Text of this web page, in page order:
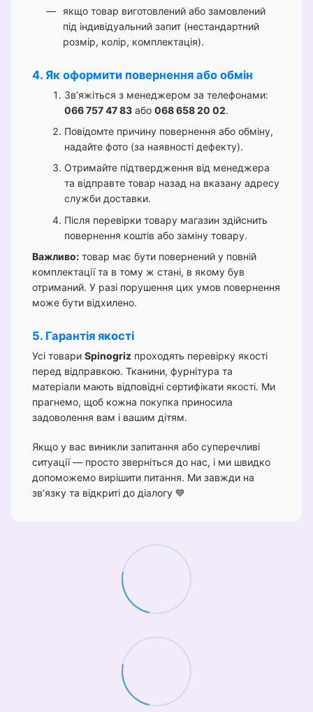
якщо товар виготовлений або замовлений
під індивідуальний запит (нестандартний
розмір, колір, комплектація).
4. Як оформити повернення або обмін
Зв’яжіться з менеджером за телефонами:
066 757 47 83 або 068 658 20 02.
Повідомте причину повернення або обміну,
надайте фото (за наявності дефекту).
Отримайте підтвердження від менеджера
та відправте товар назад на вказану адресу
служби доставки.
Після перевірки товару магазин здійснить
повернення коштів або заміну товару.
Важливо: товар має бути повернений у повній
комплектації та в тому ж стані, в якому був
отриманий. У разі порушення цих умов повернення
може бути відхилено.
5. Гарантія якості
Усі товари Spinogriz проходять перевірку якості
перед відправкою. Тканини, фурнітура та
матеріали мають відповідні сертифікати якості. Ми
прагнемо, щоб кожна покупка приносила
задоволення вам і вашим дітям.
Якщо у вас виникли запитання або суперечливі
ситуації — просто зверніться до нас, і ми швидко
допоможемо вирішити питання. Ми завжди на
зв’язку та відкриті до діалогу 💙